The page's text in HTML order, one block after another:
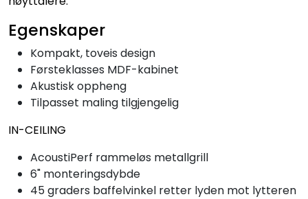
Egenskaper
Kompakt, toveis design
Førsteklasses MDF-kabinet
Akustisk oppheng
Tilpasset maling tilgjengelig
IN-CEILING
AcoustiPerf rammeløs metallgrill
6" monteringsdybde
45 graders baffelvinkel retter lyden mot lytteren